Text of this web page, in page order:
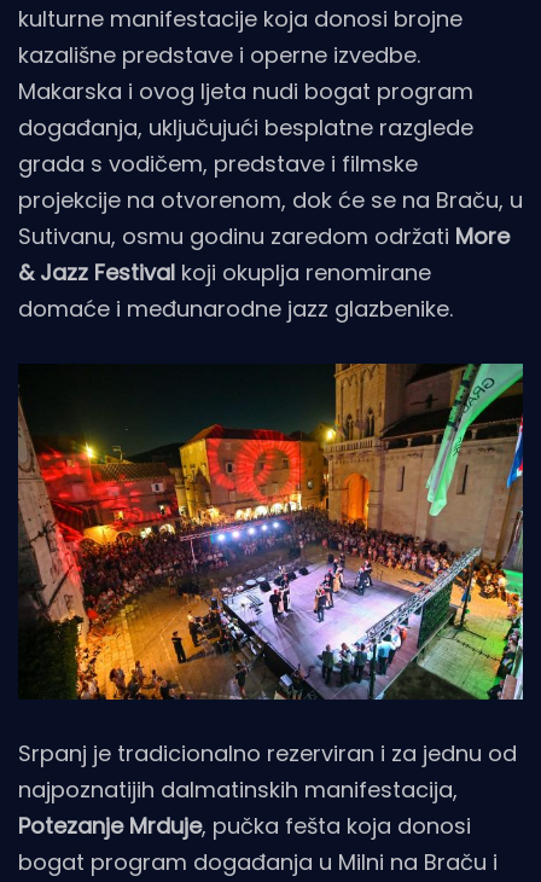
kulturne manifestacije koja donosi brojne
kazališne predstave i operne izvedbe.
Makarska i ovog ljeta nudi bogat program
događanja, uključujući besplatne razglede
grada s vodičem, predstave i filmske
projekcije na otvorenom, dok će se na Braču, u
Sutivanu, osmu godinu zaredom održati More
& Jazz Festival koji okuplja renomirane
domaće i međunarodne jazz glazbenike.
Srpanj je tradicionalno rezerviran i za jednu od
najpoznatijih dalmatinskih manifestacija,
Potezanje Mrduje, pučka fešta koja donosi
bogat program događanja u Milni na Braču i